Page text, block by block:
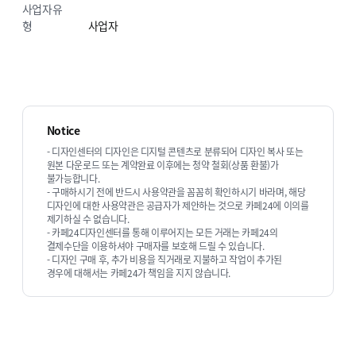
보여주는 100% 반응형 디자인입니다.
사이트내 검색기능
02
사업자유
형
사업자
Notice
- 디자인센터의 디자인은 디지털 콘텐츠로 분류되어 디자인 복사 또는
원본 다운로드 또는 계약완료 이후에는 청약 철회(상품 환불)가
불가능합니다.
- 구매하시기 전에 반드시 사용약관을 꼼꼼히 확인하시기 바라며, 해당
디자인에 대한 사용약관은 공급자가 제안하는 것으로 카페24에 이의를
제기하실 수 없습니다.
- 카페24디자인센터를 통해 이루어지는 모든 거래는 카페24의
결제수단을 이용하셔야 구매자를 보호해 드릴 수 있습니다.
- 디자인 구매 후, 추가 비용을 직거래로 지불하고 작업이 추가된
경우에 대해서는 카페24가 책임을 지지 않습니다.